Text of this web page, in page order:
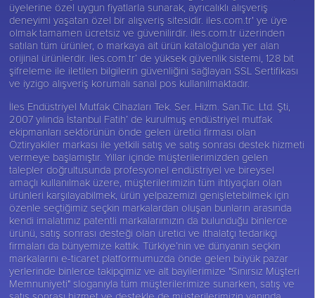
üyelerine özel uygun fiyatlarla sunarak, ayrıcalıklı alışveriş
deneyimi yaşatan özel bir alışveriş sitesidir. iles.com.tr' ye üye
olmak tamamen ücretsiz ve güvenilirdir. iles.com.tr üzerinden
satılan tüm ürünler, o markaya ait ürün kataloğunda yer alan
orijinal ürünlerdir. iles.com.tr’ de yüksek güvenlik sistemi, 128 bit
şifreleme ile iletilen bilgilerin güvenliğini sağlayan SSL Sertifikası
ve iyzigo alışveriş korumalı sanal pos kullanılmaktadır.
İles Endüstriyel Mutfak Cihazları Tek. Ser. Hizm. San.Tic. Ltd. Şti,
2007 yılında İstanbul Fatih’ de kurulmuş endüstriyel mutfak
ekipmanları sektörünün önde gelen üretici firması olan
Öztiryakiler markası ile yetkili satış ve satış sonrası destek hizmeti
vermeye başlamıştır. Yıllar içinde müşterilerimizden gelen
talepler doğrultusunda profesyonel endüstriyel ve bireysel
amaçlı kullanılmak üzere, müşterilerimizin tüm ihtiyaçları olan
ürünleri karşılayabilmek, ürün yelpazemizi genişletebilmek için
özenle seçtiğimiz seçkin markalardan oluşan bunların arasında
kendi imalatımız patentli markalarımızın da bulunduğu binlerce
ürünü, satış sonrası desteği olan üretici ve ithalatçı tedarikçi
firmaları da bünyemize kattık. Türkiye’nin ve dünyanın seçkin
markalarını e-ticaret platformumuzda önde gelen büyük pazar
yerlerinde binlerce takipçimiz ve alt bayilerimize "Sınırsız Müşteri
Memnuniyeti" sloganıyla tüm müşterilerimize sunarken, satış ve